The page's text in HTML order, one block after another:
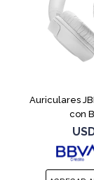
Auriculares
con